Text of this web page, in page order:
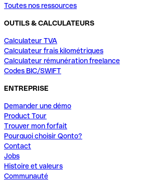
Toutes nos ressources
OUTILS & CALCULATEURS
Calculateur TVA
Calculateur frais kilométriques
Calculateur rémunération freelance
Codes BIC/SWIFT
ENTREPRISE
Demander une démo
Product Tour
Trouver mon forfait
Pourquoi choisir Qonto?
Contact
Jobs
Histoire et valeurs
Communauté